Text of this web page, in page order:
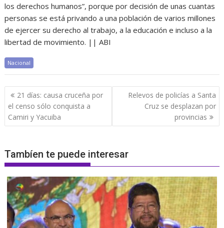
los derechos humanos”, porque por decisión de unas cuantas
personas se está privando a una población de varios millones
de ejercer su derecho al trabajo, a la educación e incluso a la
libertad de movimiento. || ABI
Nacional
Navegación
de
entradas
21 días: causa cruceña por
el censo sólo conquista a
Camiri y Yacuiba
Relevos de policías a Santa
Cruz se desplazan por
provincias
Tambíen te puede interesar